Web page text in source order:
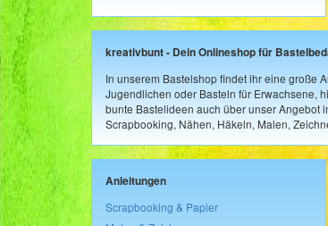
kreativbunt - Dein Onlineshop für
In unserem Bastelshop findet ihr eine große
Jugendlichen oder Basteln für Erwachsene,
bunte Bastelideen auch über unser Angebot
Scrapbooking, Nähen, Häkeln, Malen,
Anleitungen
Scrapbooking & Papier